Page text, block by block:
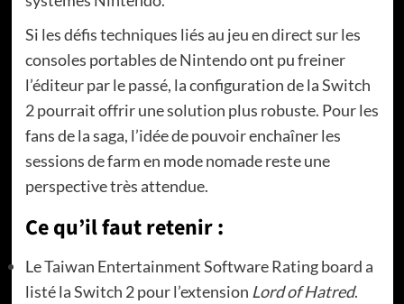
Si les défis techniques liés au jeu en direct sur les
consoles portables de Nintendo ont pu freiner
l’éditeur par le passé, la configuration de la Switch
2 pourrait offrir une solution plus robuste. Pour les
fans de la saga, l’idée de pouvoir enchaîner les
sessions de farm en mode nomade reste une
perspective très attendue.
Ce qu’il faut retenir :
Le Taiwan Entertainment Software Rating board a
listé la Switch 2 pour l’extension Lord of Hatred.